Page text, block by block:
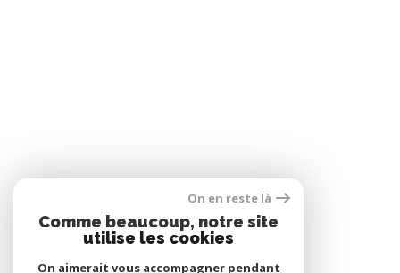
On en reste là
Comme beaucoup, notre site
utilise les cookies
On aimerait vous accompagner pendant